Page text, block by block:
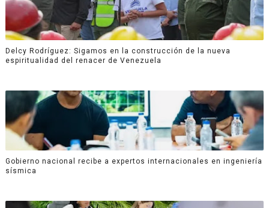
Delcy Rodríguez: Sigamos en la construcción de la nueva
espiritualidad del renacer de Venezuela
Gobierno nacional recibe a expertos internacionales en ingeniería
sísmica